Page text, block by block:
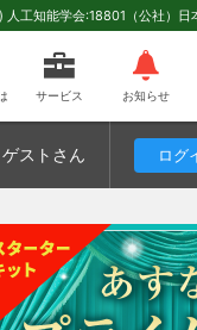
人工知能学会:18801（公社）
サービス お知らせ
ゲストさん ログ